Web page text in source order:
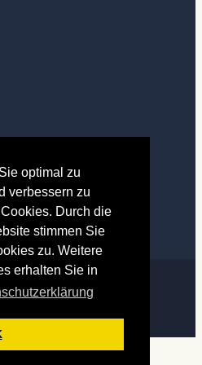
optimal zu
verbessern zu
Durch die
stimmen Sie
zu. Weitere
erhalten Sie in
IMPRESSUM DATENSCHUTZ